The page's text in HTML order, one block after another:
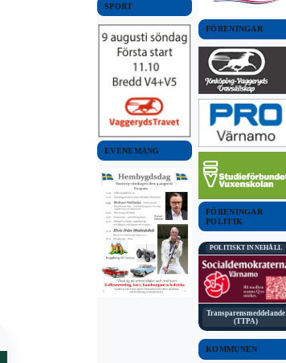
SPORT
EVENEMANG
FÖRENINGAR
FÖRENINGAR
POLITIK
POLITISKT INNEHÅLL
Transparensmeddelande
(TTPA)
KOMMUNEN